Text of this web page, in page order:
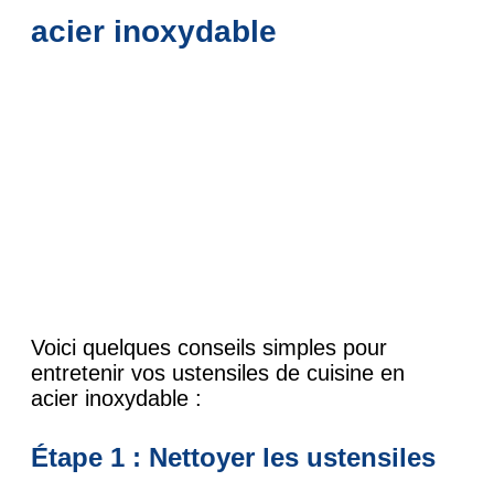
acier inoxydable
Voici quelques conseils simples pour
entretenir vos ustensiles de cuisine en
acier inoxydable :
Étape 1 : Nettoyer les ustensiles